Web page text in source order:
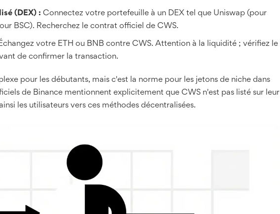
(DEX) : Connectez votre portefeuille à un DEX tel que Uniswap (pour
BSC). Recherchez le contrat officiel de CWS.
votre ETH ou BNB contre CWS. Attention à la liquidité ; vérifiez le
de confirmer la transaction.
pour les débutants, mais c'est la norme pour les jetons de niche dans
de Binance mentionnent explicitement que CWS n'est pas listé sur leur
les utilisateurs vers ces méthodes décentralisées.